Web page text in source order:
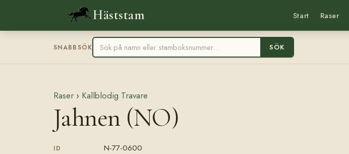
Häststam Start Raser
SNABBSÖK SÖK
Raser › Kallblodig Travare
Jahnen (NO)
ID N-77-0600